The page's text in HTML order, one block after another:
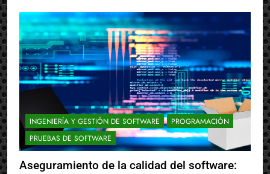
INGENIERÍA Y GESTIÓN DE SOFTWARE
PROGRAMACIÓN
PRUEBAS DE SOFTWARE
Aseguramiento de la calidad del software: